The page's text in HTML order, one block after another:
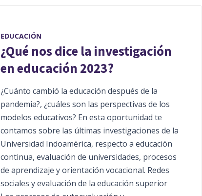
EDUCACIÓN
¿Qué nos dice la investigación
en educación 2023?
¿Cuánto cambió la educación después de la
pandemia?, ¿cuáles son las perspectivas de los
modelos educativos? En esta oportunidad te
contamos sobre las últimas investigaciones de la
Universidad Indoamérica, respecto a educación
continua, evaluación de universidades, procesos
de aprendizaje y orientación vocacional. Redes
sociales y evaluación de la educación superior